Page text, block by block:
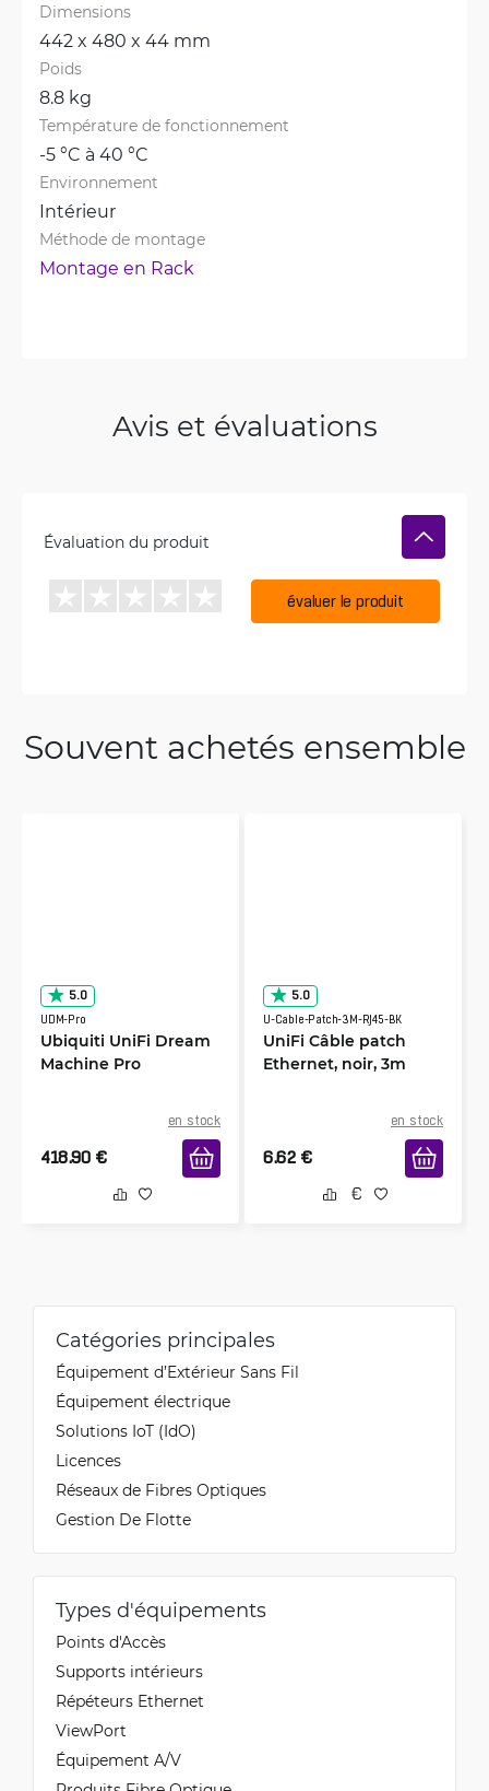
Dimensions
442 x 480 x 44 mm
Poids
8.8 kg
Température de fonctionnement
-5 °C à 40 °C
Environnement
Intérieur
Méthode de montage
Montage en Rack
Avis et évaluations
Évaluation du produit
évaluer le produit
Souvent achetés ensemble
5.0
UDM-Pro
Ubiquiti UniFi Dream
Machine Pro
en stock
418.90 €
5.0
U-Cable-Patch-3M-RJ45-BK
UniFi Câble patch
Ethernet, noir, 3m
en stock
6.62 €
Catégories principales
Équipement d’Extérieur Sans Fil
Équipement électrique
Solutions IoT (IdO)
Licences
Réseaux de Fibres Optiques
Gestion De Flotte
Types d'équipements
Points d'Accès
Supports intérieurs
Répéteurs Ethernet
ViewPort
Équipement A/V